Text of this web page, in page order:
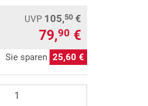
UVP 105,50 €
79,90 €
Sie sparen 25,60 €